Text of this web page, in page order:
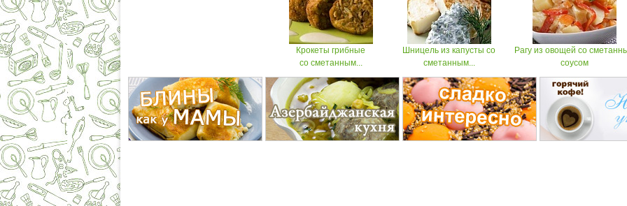
Крокеты грибные
со сметанным...
Шницель из капусты со
сметанным...
Рагу из овощей со
соусом